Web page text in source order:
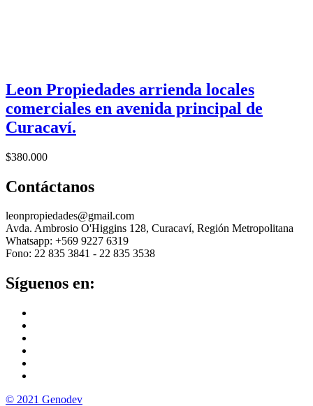
Leon Propiedades arrienda locales
comerciales en avenida principal de
Curacaví.
$380.000
Contáctanos
leonpropiedades@gmail.com
Avda. Ambrosio O'Higgins 128, Curacaví, Región Metropolitana
Whatsapp: +569 9227 6319
Fono: 22 835 3841 - 22 835 3538
Síguenos en:
© 2021 Genodev